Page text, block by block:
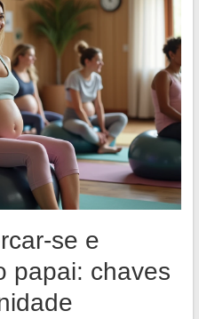
se e
papai: chaves